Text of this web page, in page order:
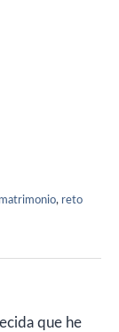
matrimonio, reto
que he